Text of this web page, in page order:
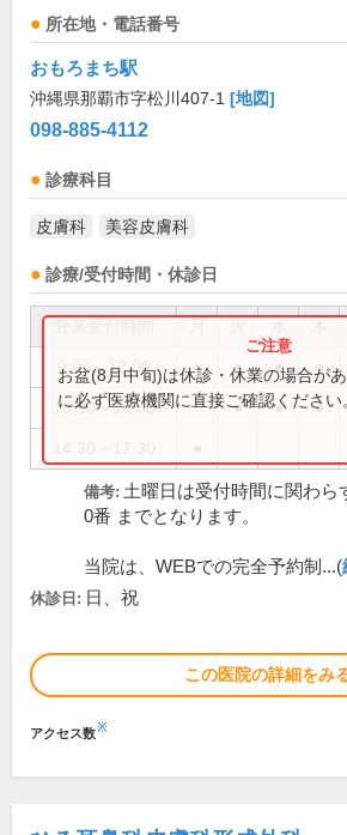
所在地・電話番号
おもろまち駅
沖縄県那覇市字松川407-1 [地図]
098-885-4112
診療科目
皮膚科 美容皮膚科
診療/受付時間・休診日
9:00～12:00 ● ● ● ●
13:30～16:00 ● ● ●
お盆(8月中旬)は休診・休業の場合が
に必ず医療機関に直接ご確認ください
備考: 土曜日は受付時間に関わら
0番 までとなります。
当院は、WEBでの完全予約制...(
休診日: 日、祝
この医院の詳細をみ
アクセス数※